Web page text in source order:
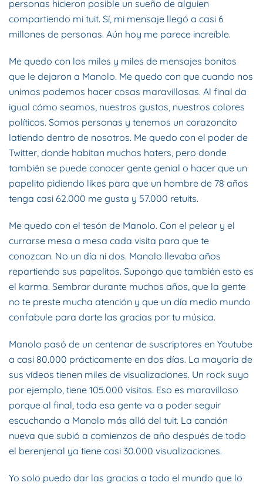
personas hicieron posible un sueño de alguien
compartiendo mi tuit. Sí, mi mensaje llegó a casi 6
millones de personas. Aún hoy me parece increíble.
Me quedo con los miles y miles de mensajes bonitos
que le dejaron a Manolo. Me quedo con que cuando nos
unimos podemos hacer cosas maravillosas. Al final da
igual cómo seamos, nuestros gustos, nuestros colores
políticos. Somos personas y tenemos un corazoncito
latiendo dentro de nosotros. Me quedo con el poder de
Twitter, donde habitan muchos haters, pero donde
también se puede conocer gente genial o hacer que un
papelito pidiendo likes para que un hombre de 78 años
tenga casi 62.000 me gusta y 57.000 retuits.
Me quedo con el tesón de Manolo. Con el pelear y el
currarse mesa a mesa cada visita para que te
conozcan. No un día ni dos. Manolo llevaba años
repartiendo sus papelitos. Supongo que también esto es
el karma. Sembrar durante muchos años, que la gente
no te preste mucha atención y que un día medio mundo
confabule para darte las gracias por tu música.
Manolo pasó de un centenar de suscriptores en Youtube
a casi 80.000 prácticamente en dos días. La mayoría de
sus vídeos tienen miles de visualizaciones. Un rock suyo
por ejemplo, tiene 105.000 visitas. Eso es maravilloso
porque al final, toda esa gente va a poder seguir
escuchando a Manolo más allá del tuit. La canción
nueva que subió a comienzos de año después de todo
el berenjenal ya tiene casi 30.000 visualizaciones.
Yo solo puedo dar las gracias a todo el mundo que lo